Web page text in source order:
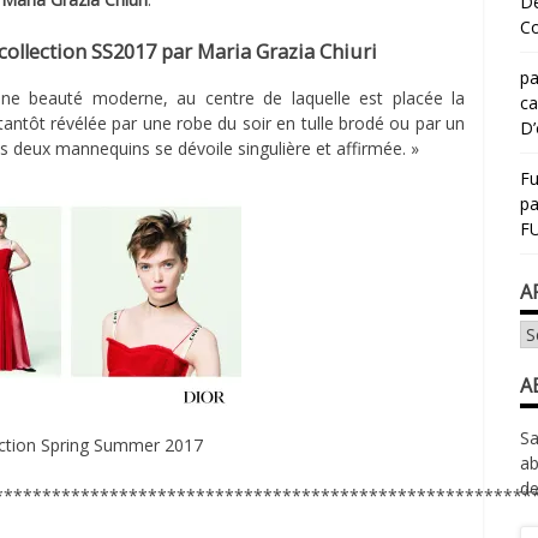
SS2017 par Maria Grazia Chiuri
beauté moderne, au centre de laquelle est placée la
révélée par une robe du soir en tulle brodé ou par un
deux mannequins se dévoile singulière et affirmée. »
Spring Summer 2017